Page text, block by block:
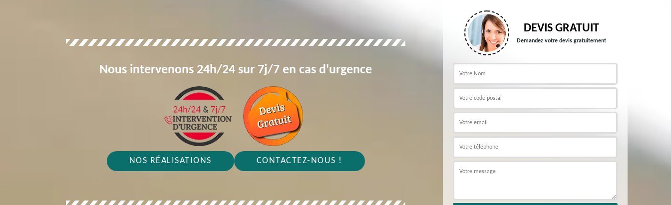
Nous intervenons 24h/24 sur 7j/7 en cas d'urgence
NOS RÉALISATIONS CONTACTEZ-NOUS !
DEVIS GRATUIT
Demandez votre devis gratuitement